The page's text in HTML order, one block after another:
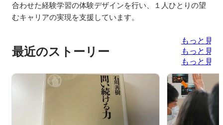
合わせた経験学習の体験デザインを行い、１人ひとりの望
むキャリアの実現を支援しています。
最近のストーリー
もっと見る
もっと見る
もっと見る